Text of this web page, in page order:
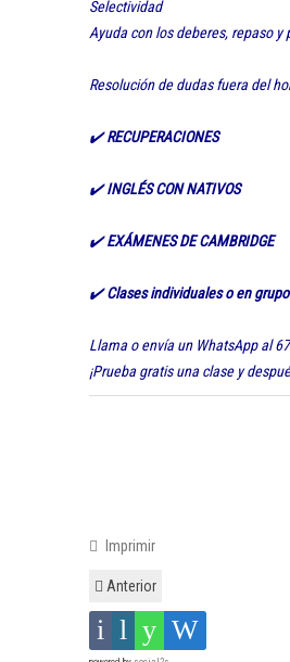
Selectividad
Ayuda con los deberes, repaso y
Resolución de dudas fuera del
✔️RECUPERACIONES
✔️INGLÉS CON NATIVOS
✔️EXÁMENES DE CAMBRIDGE
✔️Clases individuales o en grupo
Llama o envía un WhatsApp al
¡Prueba gratis una clase y
Imprimir
Anterior